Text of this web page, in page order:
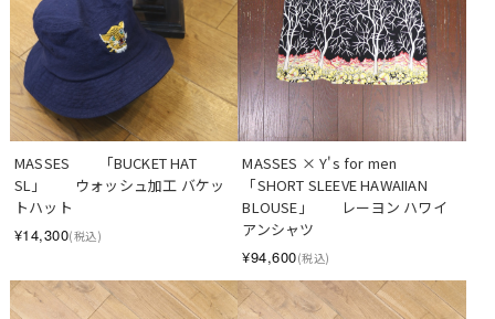
MASSES　　「BUCKET HAT
SL」　　ウォッシュ加工 バケッ
トハット
¥14,300(税込)
MASSES × Y's for men
「SHORT SLEEVE HAWAIIAN
BLOUSE」　　レーヨン ハワイ
アンシャツ
¥94,600(税込)